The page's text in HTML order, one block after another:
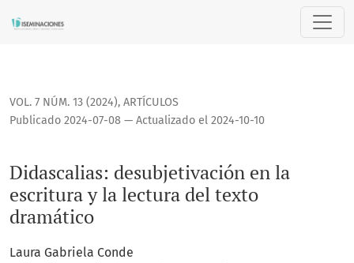
Didascalias: desubjetivación en la escritura y la lectura
VOL. 7 NÚM. 13 (2024), ARTÍCULOS
Didascalias: desubjetivación en la
escritura y la lectura del texto
dramático
Publicado 2024-07-08 — Actualizado el 2024-10-10
Laura Gabriela Conde